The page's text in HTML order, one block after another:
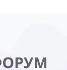
NGFW